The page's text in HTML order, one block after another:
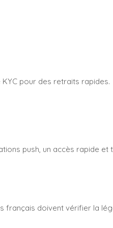
pour des retraits rapides.
push, un accès rapide
doivent vérifier la